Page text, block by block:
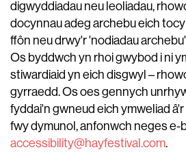
digwyddiadau neu leoliadau,
docynnau adeg archebu eich
ffôn neu drwy'r 'nodiadau
Os byddwch yn rhoi gwybod i ni
stiwardiaid yn eich disgwyl –
gyrraedd. Os oes gennych
fyddai'n gwneud eich ymweliad
fwy dymunol, anfonwch neges e-
accessibility@hayfestival.com.